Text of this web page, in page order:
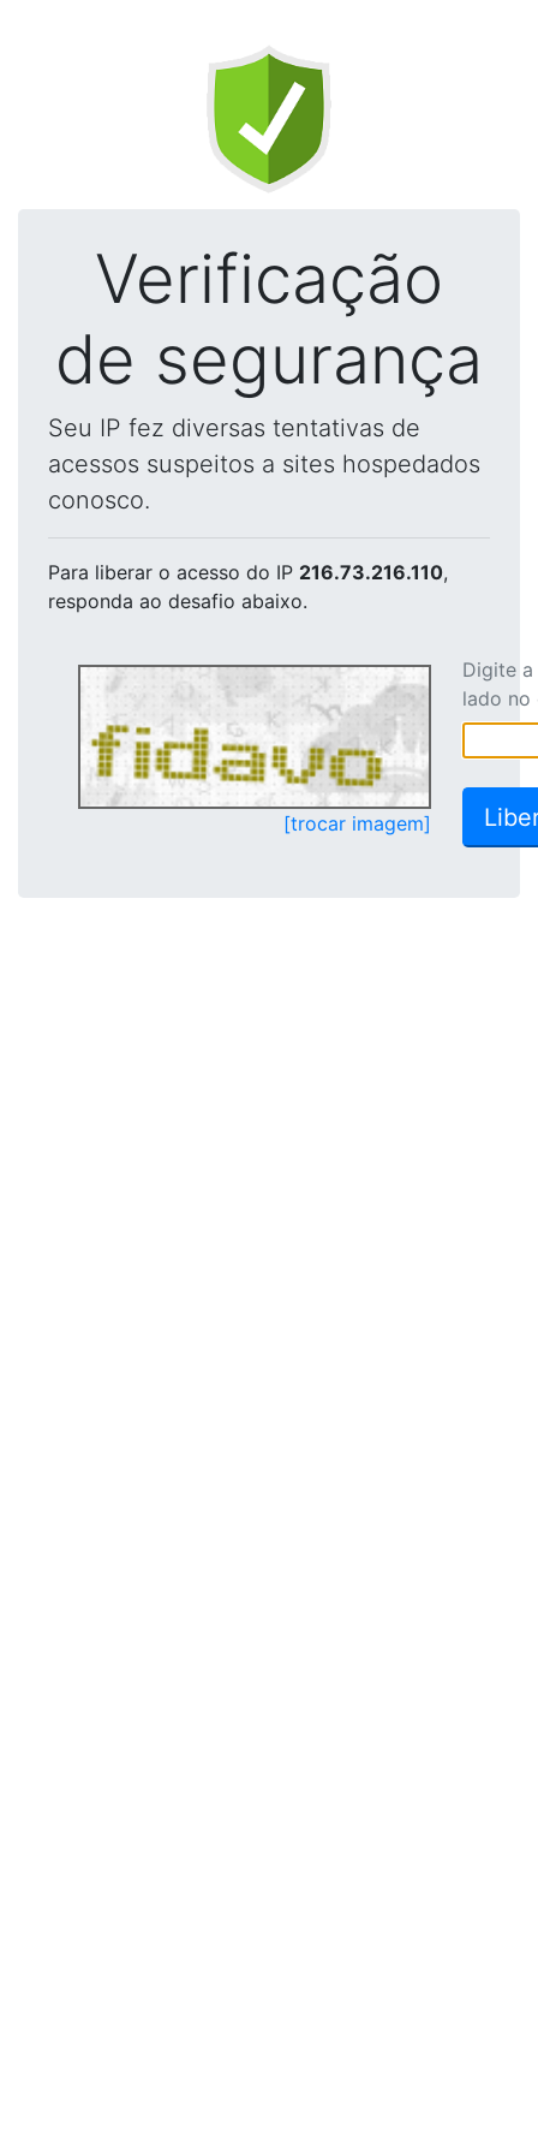
Verificação
de segurança
Seu IP fez diversas tentativas de
acessos suspeitos a sites hospedados
conosco.
Para liberar o acesso do IP 216.73.216.110,
responda ao desafio abaixo.
[trocar imagem]
Digite
lado no